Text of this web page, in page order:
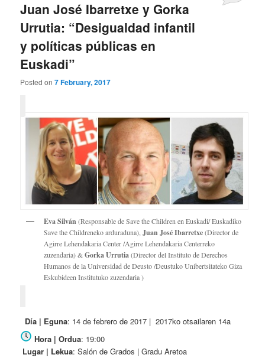
Juan José Ibarretxe y Gorka
Urrutia: “Desigualdad infantil
y políticas públicas en
Euskadi”
Posted on7 February, 2017
Eva Silván(Responsable de Save the Children en Euskadi/ Euskadiko
Save the Childreneko arduraduna),Juan José Ibarretxe(Director de
Agirre Lehendakaria Center /Agirre Lehendakaria Centerreko
zuzendaria) &Gorka Urrutia(Director del Instituto de Derechos
Humanos de la Universidad de Deusto /Deustuko Unibertsitateko Giza
Eskubideen Institutuko zuzendaria )
Día | Eguna: 14 de febrero de 2017 | 2017ko otsailaren 14a
Hora | Ordua: 19:00
Lugar | Lekua: Salón de Grados | Gradu Aretoa